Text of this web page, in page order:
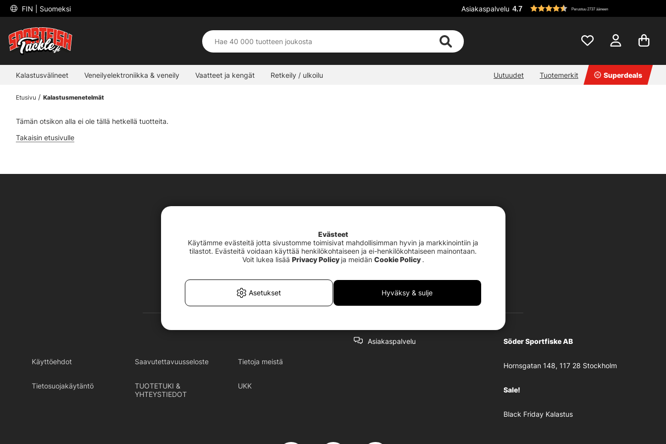
FIN | Suomeksi Asiakaspalvelu 4.7 Perustuu 2737 ääneen
Kalastusvälineet Veneilyelektroniikka & veneily Vaatteet ja kengät Retkeily / ulkoilu Uutuudet Tuotemerkit Superdeals
Etusivu Kalastusmenetelmät
Tämän otsikon alla ei ole tällä hetkellä tuotteita.
Takaisin etusivulle
Käyttöehdot Saavutettavuusseloste Tietoja meistä
Tietosuojakäytäntö
TUOTETUKI &
YHTEYSTIEDOT
UKK
Asiakaspalvelu Söder Sportfiske AB
Hornsgatan 148, 117 28 Stockholm
Sale!
Black Friday Kalastus
Evästeet
Käytämme evästeitä jotta sivustomme toimisivat mahdollisimman hyvin ja markkinointiin ja
tilastot. Evästeitä voidaan käyttää henkilökohtaiseen ja ei-henkilökohtaiseen mainontaan.
Voit lukea lisää Privacy Policy ja meidän Cookie Policy .
Asetukset Hyväksy & sulje